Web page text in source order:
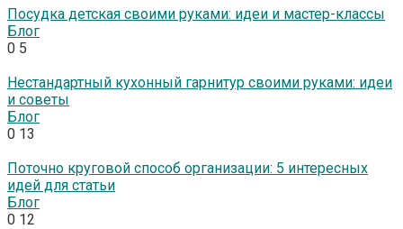
Посудка детская своими руками: идеи и мастер-классы
Блог
0 5
Нестандартный кухонный гарнитур своими руками: идеи
и советы
Блог
0 13
Поточно круговой способ организации: 5 интересных
идей для статьи
Блог
0 12